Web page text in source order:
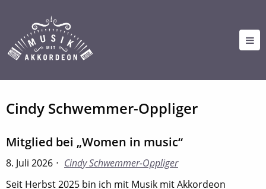
Cindy Schwemmer-Oppliger
Mitglied bei „Women in music“
8. Juli 2026
Cindy Schwemmer-Oppliger
Seit Herbst 2025 bin ich mit Musik mit Akkordeon